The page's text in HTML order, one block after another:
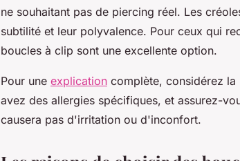
ne souhaitant pas de piercing réel. Les
subtilité et leur polyvalence. Pour ceux qui
boucles à clip sont une excellente option.
Pour une explication complète, considérez
avez des allergies spécifiques, et assurez-
causera pas d'irritation ou d'inconfort.